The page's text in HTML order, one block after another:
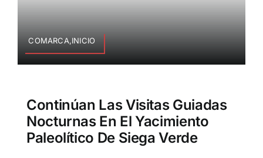
COMARCA,INICIO
Continúan Las Visitas Guiadas
Nocturnas En El Yacimiento
Paleolítico De Siega Verde